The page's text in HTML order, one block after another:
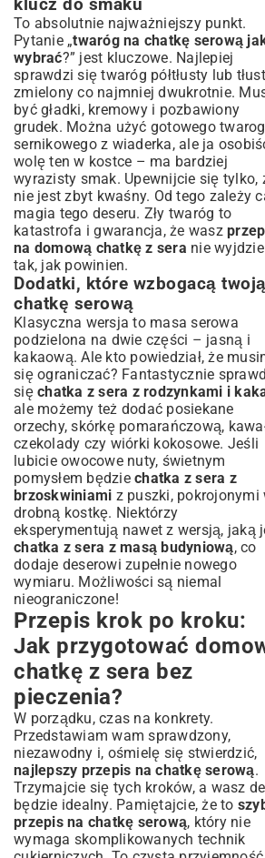
klucz do smaku
To absolutnie najważniejszy punkt.
Pytanie „twaróg na chatkę serową
wybrać?” jest kluczowe. Najlepiej
sprawdzi się twaróg półtłusty lub
zmielony co najmniej dwukrotnie.
być gładki, kremowy i pozbawiony
grudek. Można użyć gotowego
sernikowego z wiaderka, ale ja
wolę ten w kostce – ma bardziej
wyrazisty smak. Upewnijcie się tylko,
nie jest zbyt kwaśny. Od tego zależy
magia tego deseru. Zły twaróg to
katastrofa i gwarancja, że wasz
na domową chatkę z sera nie wyjdzie
tak, jak powinien.
Dodatki, które wzbogacą twoją
chatkę serową
Klasyczna wersja to masa serowa
podzielona na dwie części – jasną i
kakaową. Ale kto powiedział, że
się ograniczać? Fantastycznie
się chatka z sera z rodzynkami i
ale możemy też dodać posiekane
orzechy, skórkę pomarańczową,
czekolady czy wiórki kokosowe. Jeśli
lubicie owocowe nuty, świetnym
pomysłem będzie chatka z sera z
brzoskwiniami z puszki, pokrojonymi
drobną kostkę. Niektórzy
eksperymentują nawet z wersją, jaką
chatka z sera z masą budyniową, co
dodaje deserowi zupełnie nowego
wymiaru. Możliwości są niemal
nieograniczone!
Przepis krok po kroku:
Jak przygotować
chatkę z sera bez
pieczenia?
W porządku, czas na konkrety.
Przedstawiam wam sprawdzony,
niezawodny i, ośmielę się stwierdzić,
najlepszy przepis na chatkę serową.
Trzymajcie się tych kroków, a wasz
będzie idealny. Pamiętajcie, że to
przepis na chatkę serową, który nie
wymaga skomplikowanych technik